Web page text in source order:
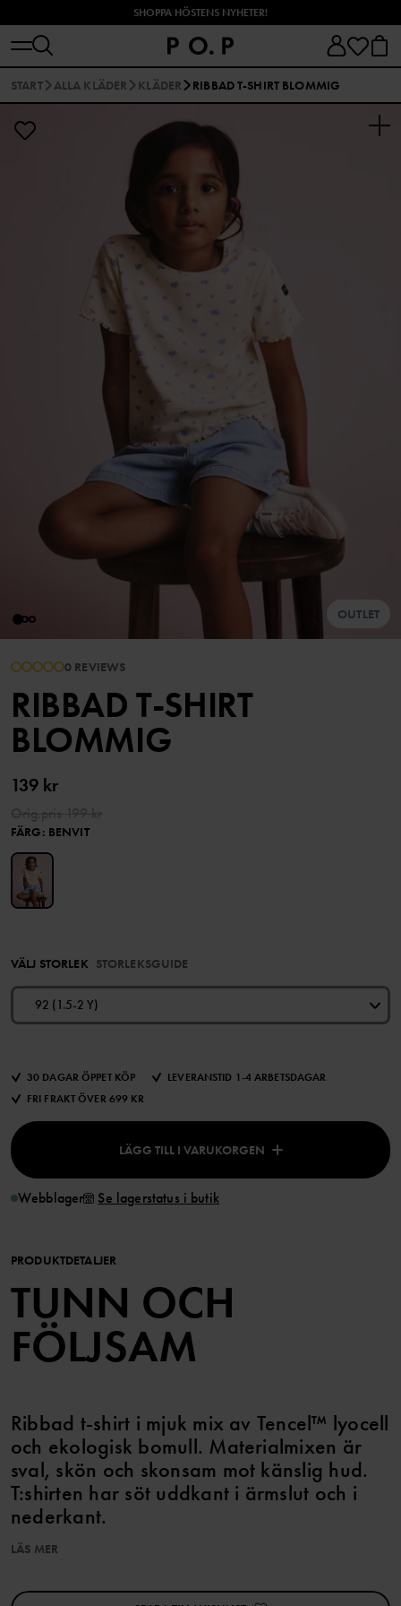
SHOPPA HÖSTENS NYHETER!
START ALLA KLÄDER KLÄDER RIBBAD T-SHIRT BLOMMIG
OUTLET
0 REVIEWS
RIBBAD T-SHIRT
BLOMMIG
139 kr
FÄRG: BENVIT
VÄLJ STORLEK STORLEKSGUIDE
92 (1.5-2 Y)
30 DAGAR ÖPPET KÖP
LEVERANSTID 1-4 ARBETSDAGAR
FRI FRAKT ÖVER 699 KR
LÄGG TILL I VARUKORGEN
Webblager Se lagerstatus i butik
PRODUKTDETALJER
TUNN OCH
FÖLJSAM
Ribbad t-shirt i mjuk mix av Tencel™ lyocell
och ekologisk bomull. Materialmixen är
sval, skön och skonsam mot känslig hud.
T:shirten har söt uddkant i ärmslut och i
nederkant.
LÄS MER